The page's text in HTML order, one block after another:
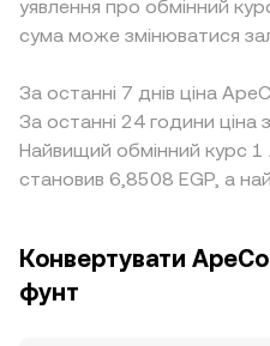
уявлення про обмінний
сума може змінюватися
За останні 7 днів ціна
За останні 24 години ціна
Найвищий обмінний курс 1
становив 6,8508 EGP, а
Конвертувати
фунт